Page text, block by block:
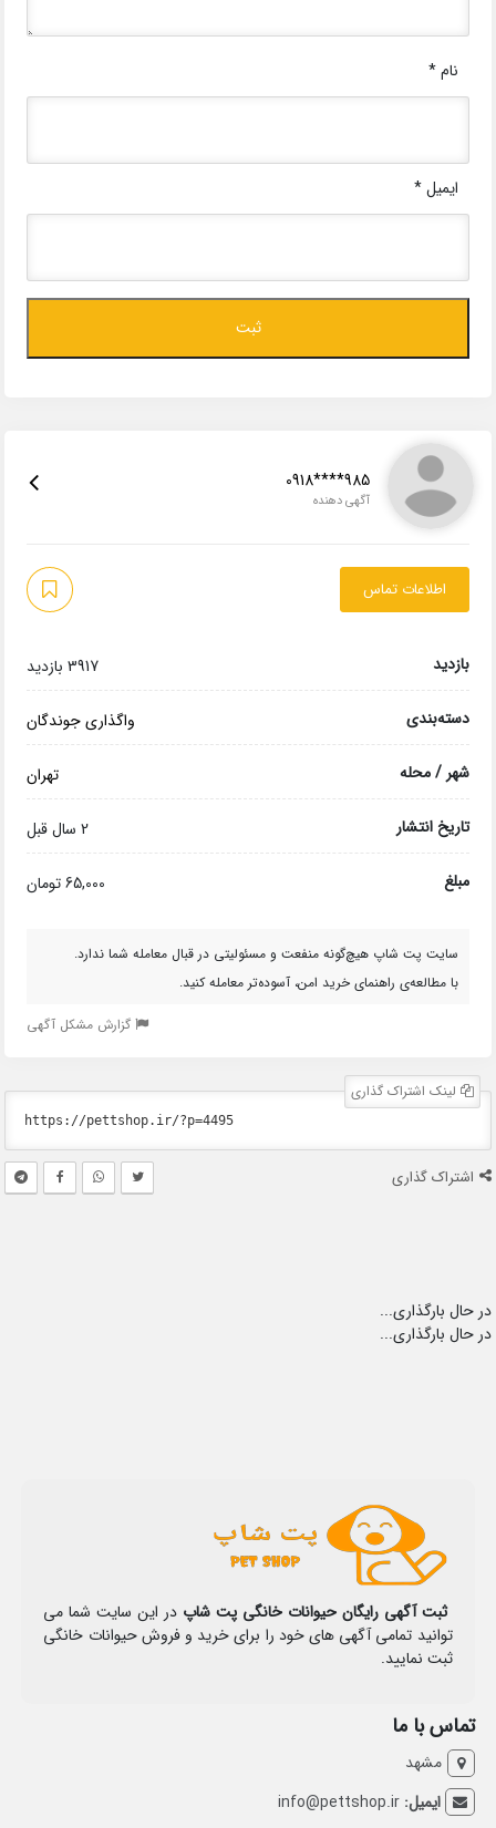
نام*
ایمیل*
0918****985
آگهی دهنده
اطلاعات تماس
بازدید 3917 بازدید
دسته‌بندی واگذاری جوندگان
شهر / محله تهران
تاریخ انتشار 2 سال قبل
مبلغ 65,000 تومان
سایت پت شاپ هیچ‌گونه منفعت و مسئولیتی در قبال معامله شما ندارد.
با مطالعه‌ی راهنمای خرید امن، آسوده‌تر معامله کنید.
گزارش مشکل آگهی
لینک اشتراک گذاری
اشتراک گذاری
در حال بارگذاری...
در حال بارگذاری...
ثبت آگهی رایگان حیوانات خانگی پت شاپ در این سایت شما می
توانید تمامی آگهی های خود را برای خرید و فروش حیوانات خانگی
ثبت نمایید.
تماس با ما
مشهد
ایمیل:info@pettshop.ir